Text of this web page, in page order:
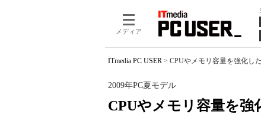
メディア
ITmedia PC USER > CPUやメモリ容量を強化し
CPUやメモリ容量を強
2009年PC夏モデル